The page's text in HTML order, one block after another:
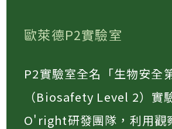
歐萊德P2實驗室
P2實驗室全名「生物安全
（Biosafety Level 2）實
O'right研發團隊，利用觀